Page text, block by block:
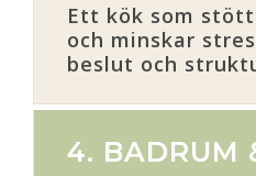
Ett kök som
och minskar
beslut och
4. BADRUM